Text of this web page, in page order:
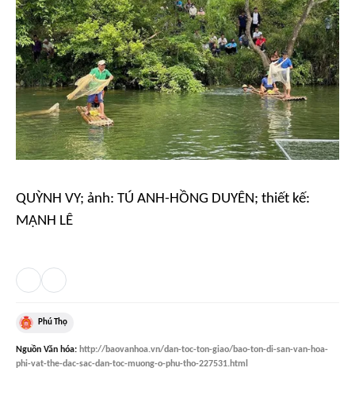
QUỲNH VY; ảnh: TÚ ANH-HỒNG DUYÊN; thiết kế:
MẠNH LÊ
Phú Thọ
Nguồn Văn hóa: http://baovanhoa.vn/dan-toc-ton-giao/bao-ton-di-san-van-hoa-
phi-vat-the-dac-sac-dan-toc-muong-o-phu-tho-227531.html